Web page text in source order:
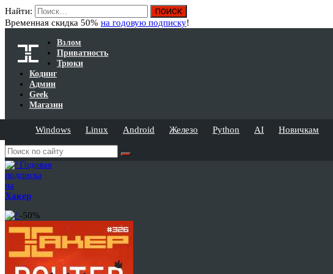
Найти:
Временная скидка 50% на годовую подписку!
Взлом
Приватность
Трюки
Кодинг
Админ
Geek
Магазин
Windows Linux Android Железо Python AI Новичкам
Годовая
подписка
на
Хакер
-50%